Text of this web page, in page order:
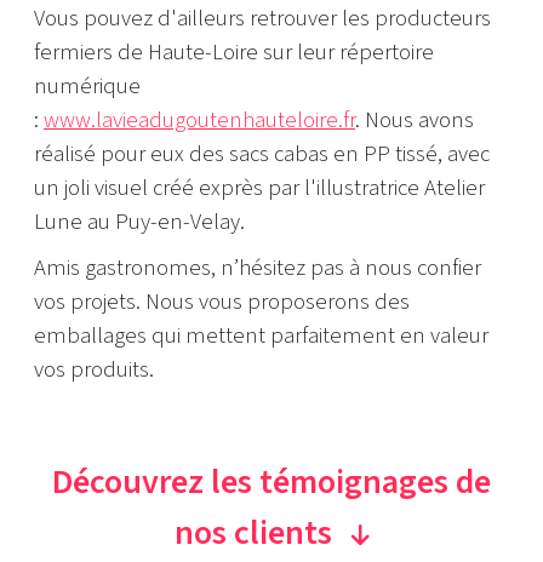
Vous pouvez d'ailleurs retrouver les producteurs
fermiers de Haute-Loire sur leur répertoire
numérique
:www.lavieadugoutenhauteloire.fr. Nous avons
réalisé pour eux des sacs cabas en PP tissé, avec
un joli visuel créé exprès par l'illustratrice Atelier
Lune au Puy-en-Velay.
Amis gastronomes, n’hésitez pas à nous confier
vos projets. Nous vous proposerons des
emballages qui mettent parfaitement en valeur
vos produits.
Découvrez les témoignages de
nos clients